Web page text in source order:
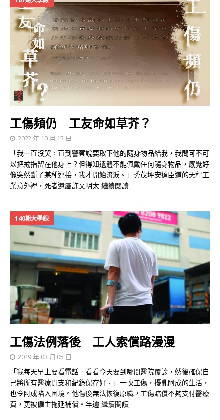
工傷頻仍 工友命如草芥？
2022 年 10 月 15 日
「我一直沒哭，直到警察說要取下他的隨身物品給我，我問可不可
以把戒指留在他身上？但得知遺體不能佩戴任何隨身物品，感覺好
像突然斷了某種連接，我才開始流淚。」秀茂坪安達臣道的天秤工
業意外裡，死者遺屬許文明太 繼續閱讀
140期大學線
工傷法例落後 工人索償路漫漫
2019 年 03 月 05 日
「我每天早上要看電話，看看今天要到哪間醫院覆診，然後確保自
己將所有醫療開支和紀錄保存好。」一次工傷，擾亂阿成的生活，
也令阿成陷入困境。他傷後無法恢復原職，工傷賠償不夠支付醫療
費，更被僱主拖延補償。年逾 繼續閱讀